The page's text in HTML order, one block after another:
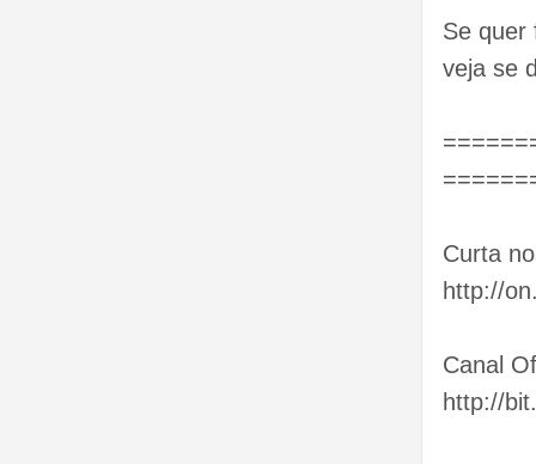
Se quer
veja se
Curta
http://
Canal
http://